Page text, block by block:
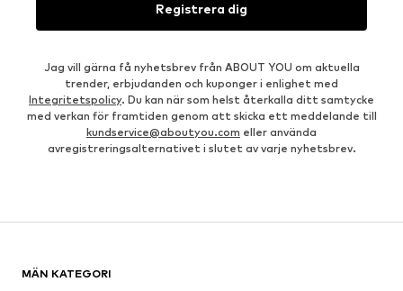
Registrera dig
Jag vill gärna få nyhetsbrev från ABOUT YOU om aktuella
trender, erbjudanden och kuponger i enlighet med
Integritetspolicy. Du kan när som helst återkalla ditt samtycke
med verkan för framtiden genom att skicka ett meddelande till
kundservice@aboutyou.com eller använda
avregistreringsalternativet i slutet av varje nyhetsbrev.
MÄN KATEGORI